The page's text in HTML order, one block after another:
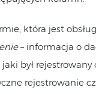
która jest
– informacja o
był rejestrowany
rejestrowanie